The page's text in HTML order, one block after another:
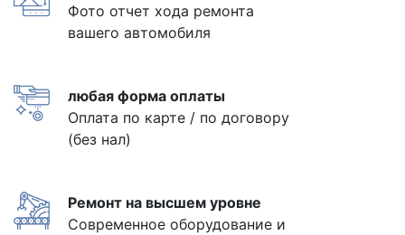
Фото отчет хода ремонта
вашего автомобиля
любая форма оплаты
Оплата по карте / по договору
(без нал)
Ремонт на высшем уровне
Современное оборудование и